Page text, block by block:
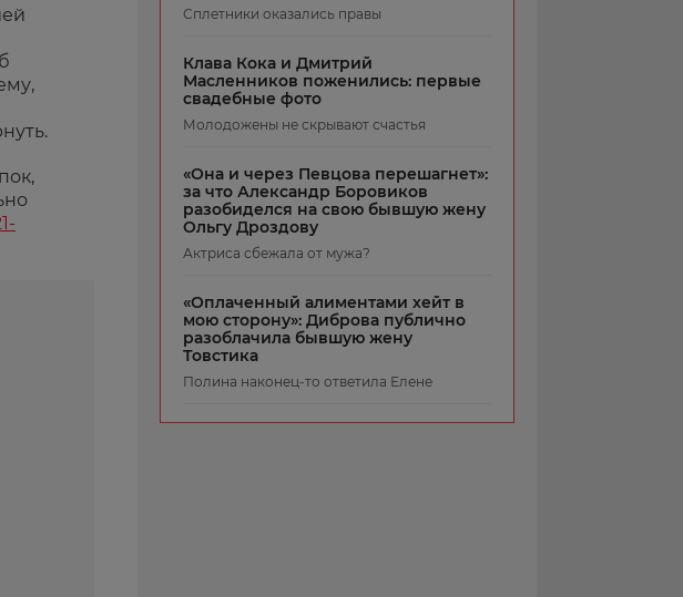
Сплетники оказались правы
Клава Кока и Дмитрий
Масленников поженились: первые
свадебные фото
Молодожены не скрывают счастья
«Она и через Певцова перешагнет»:
за что Александр Боровиков
разобиделся на свою бывшую жену
Ольгу Дроздову
Актриса сбежала от мужа?
«Оплаченный алиментами хейт в
мою сторону»: Диброва публично
разоблачила бывшую жену
Товстика
Полина наконец-то ответила Елене